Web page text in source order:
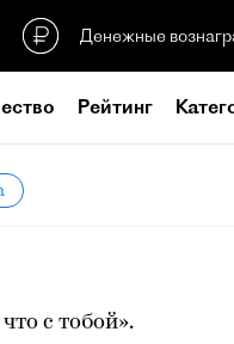
Денежные
Рейтинг
с тобой».